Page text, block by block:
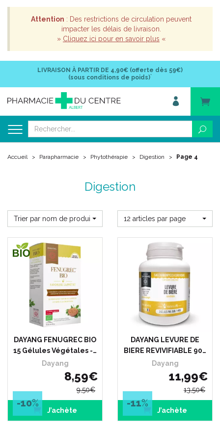
Attention : Des restrictions de circulation peuvent
impacter les délais de livraison.
» Cliquez ici pour en savoir plus «
LIVRAISON À PARTIR DE 4,90€ (offerte dès 59€)
(sous conditions de poids)*
Accueil Parapharmacie Phytothérapie Digestion Page 4
Digestion
Trier par nom de produit 12 articles par page
DAYANG FENUGREC BIO
15 Gélules Végétales -…
Dayang
8,59€
9,50€
-10%
J’achète
DAYANG LEVURE DE
BIERE REVIVIFIABLE 90…
Dayang
11,99€
13,50€
-11%
J’achète